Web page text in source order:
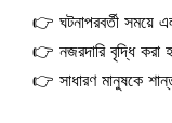
👉 ঘটনাপরবর্তী সময়ে
👉 নজরদারি বৃদ্ধি করা
👉 সাধারণ মানুষকে